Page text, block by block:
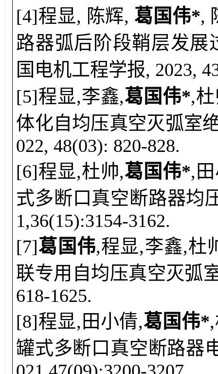
[4]程显, 陈辉, 葛国伟*,
路器弧后阶段鞘层发展
国电机工程学报, 2023,
[5]程显,李鑫,葛国伟*,
体化自均压真空灭弧室
022, 48(03): 820-828.
[6]程显,杜帅,葛国伟*,
式多断口真空断路器均
1,36(15):3154-3162.
[7]葛国伟,程显,李鑫,杜
联专用自均压真空灭弧
618-1625.
[8]程显, 田小倩,葛国伟*,
罐式多断口真空断路器